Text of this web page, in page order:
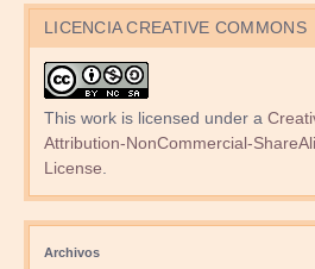
LICENCIA CREATIVE COMMONS
This work is licensed under a
Attribution-NonCommercial-
License.
Archivos